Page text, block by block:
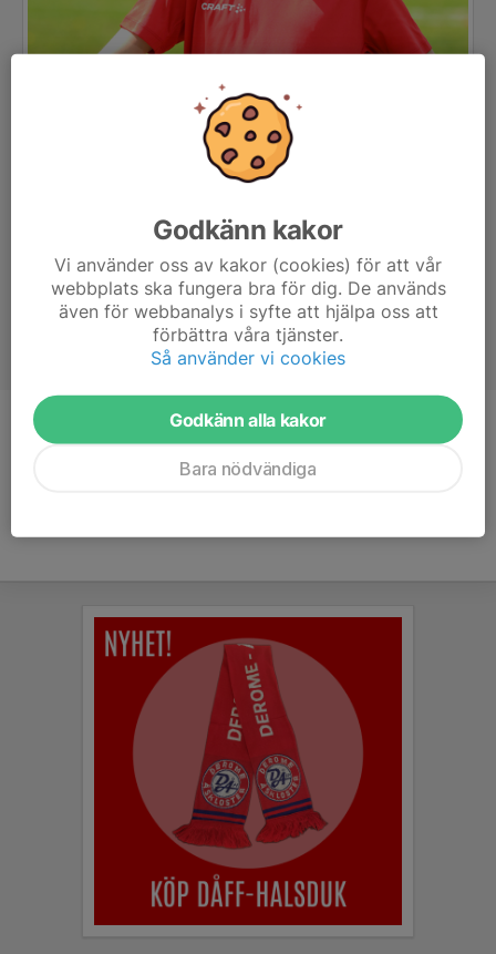
Ålder
Godkänn kakor
Vi använder oss av kakor (cookies) för att vår
webbplats ska fungera bra för dig. De används
även för webbanalys i syfte att hjälpa oss att
förbättra våra tjänster.
Så använder vi cookies
Godkänn alla kakor
Bara nödvändiga